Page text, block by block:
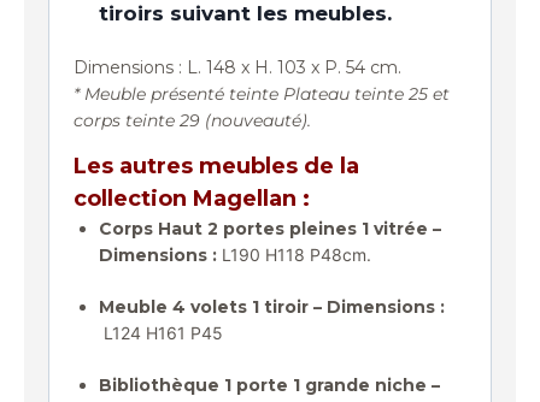
tiroirs suivant les meubles.
Dimensions : L. 148 x H. 103 x P. 54 cm.
* Meuble présenté teinte Plateau teinte 25 et
corps teinte 29 (nouveauté).
Les autres meubles de la
collection Magellan :
Corps Haut 2 portes pleines 1 vitrée –
Dimensions : L190 H118 P48cm.
Meuble 4 volets 1 tiroir – Dimensions :
L124 H161 P45
Bibliothèque 1 porte 1 grande niche –